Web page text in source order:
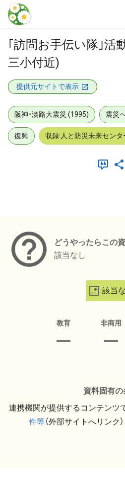
本文に飛ぶ
｢訪問お手伝い隊｣
三小付近)
提供元サイトで表示
阪神・淡路大震災 (1995) 震災
復興 収録:人と防災未来セン
どうやったらこの
該当なし
該当
教育 非商用
資料固有の
連携機関が提供するコンテンツ
件等（外部サイトへリンク